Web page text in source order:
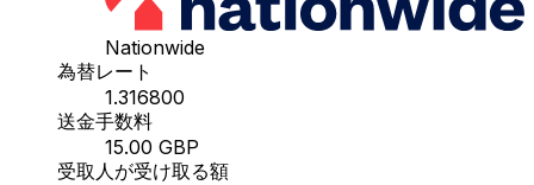
Nationwide
為替レート
1.316800
送金手数料
15.00 GBP
受取人が受け取る額